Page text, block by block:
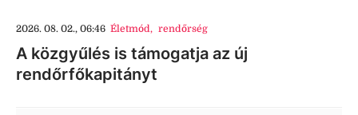
2026. 08. 02., 06:46 Életmód, rendőrség
A közgyűlés is támogatja az új
rendőrfőkapitányt